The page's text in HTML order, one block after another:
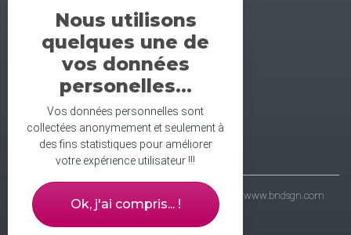
tel: 06.71.93.54.75
contact@galeriedeladanse.fr
facebook/galeriedeladanse
instagram/lagaleriedeladanse
- galerie de la danse © 2021 - wbdsgn & wbdvp : www.bndsgn.com
Nous utilisons
quelques une de
vos données
personelles...
Vos données personnelles sont
collectées anonymement et seulement à
des fins statistiques pour améliorer
votre expérience utilisateur !!!
Ok, j'ai compris... !